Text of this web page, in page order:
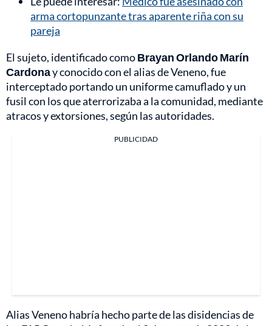
arma cortopunzante tras aparente riña con su
pareja
El sujeto, identificado comoBrayan Orlando Marín
Cardonay conocido con el alias de Veneno, fue
interceptado portando un uniforme camuflado y un
fusil con los que aterrorizaba a la comunidad, mediante
atracos y extorsiones, según las autoridades.
PUBLICIDAD
Alias Veneno habría hecho parte de las disidencias de